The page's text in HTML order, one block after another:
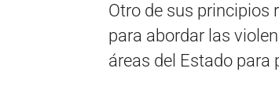
Otro de sus principios
para abordar las
áreas del Estado para